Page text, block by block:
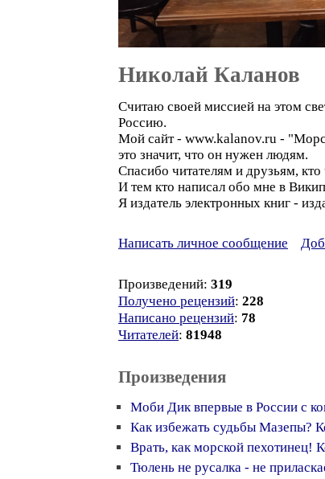
Николай Каланов
Считаю своей миссией на этом
Россию.
Мой сайт - www.kalanov.ru -
это значит, что он нужен людям.
Спасибо читателям и друзьям, кто
И тем кто написал обо мне в
Я издатель электронных книг -
Написать личное сообщение
Произведений: 319
Получено рецензий: 228
Написано рецензий: 78
Читателей: 81948
Произведения
Моби Дик впервые в России с
Как избежать судьбы Мазепы?
Врать, как морской
Тюлень не русалка - не